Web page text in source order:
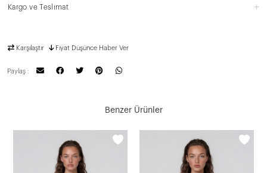
Kargo ve Teslimat
Karşılaştır Fiyat Düşünce Haber Ver
Paylaş :
Benzer Ürünler